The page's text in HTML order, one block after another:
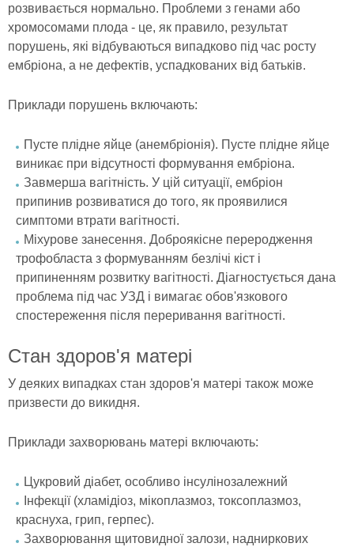
розвивається нормально. Проблеми з генами або
хромосомами плода - це, як правило, результат
порушень, які відбуваються випадково під час росту
ембріона, а не дефектів, успадкованих від батьків.
Приклади порушень включають:
Пусте плідне яйце (анембріонія). Пусте плідне яйце
виникає при відсутності формування ембріона.
Завмерша вагітність. У цій ситуації, ембріон
припинив розвиватися до того, як проявилися
симптоми втрати вагітності.
Міхурове занесення. Доброякісне переродження
трофобласта з формуванням безлічі кіст і
припиненням розвитку вагітності. Діагностується дана
проблема під час УЗД і вимагає обов'язкового
спостереження після переривання вагітності.
Стан здоров'я матері
У деяких випадках стан здоров'я матері також може
призвести до викидня.
Приклади захворювань матері включають:
Цукровий діабет, особливо інсулінозалежний
Інфекції (хламідіоз, мікоплазмоз, токсоплазмоз,
краснуха, грип, герпес).
Захворювання щитовидної залози, надниркових